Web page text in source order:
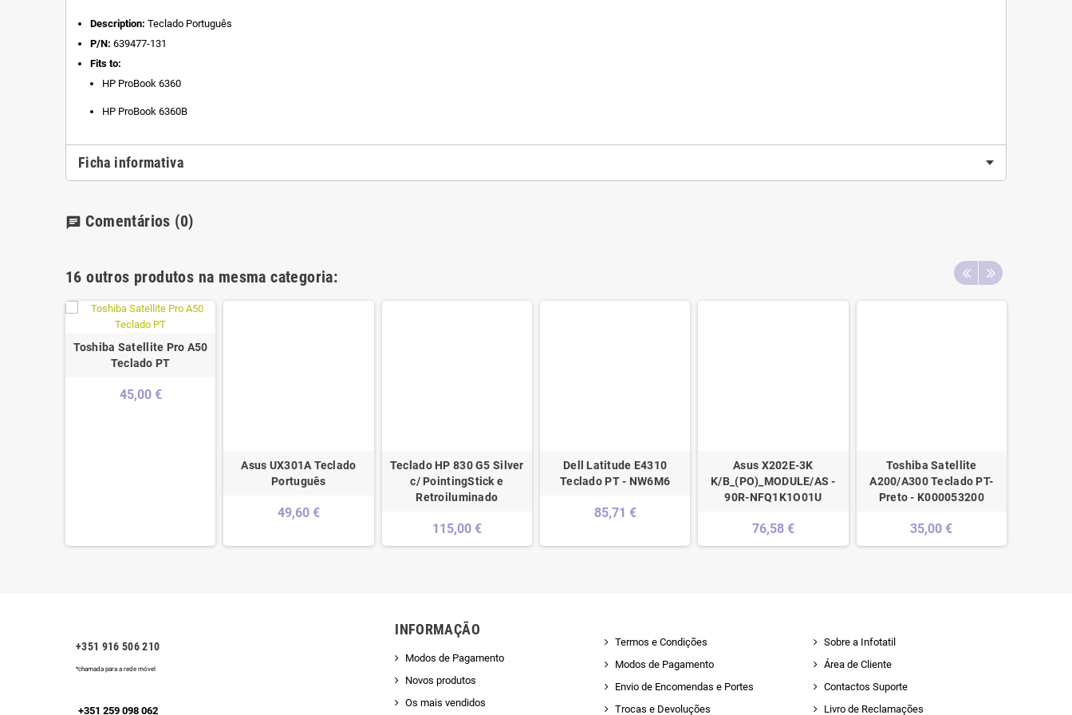
Description: Teclado Português
P/N: 639477-131
Fits to:
HP ProBook 6360
HP ProBook 6360B
Ficha informativa
chat Comentários (0)
16 outros produtos na mesma categoria:
Toshiba Satellite Pro A50
Teclado PT
45,00 €
Asus UX301A Teclado
Português
49,60 €
Teclado HP 830 G5 Silver
c/ PointingStick e
Retroiluminado
115,00 €
Dell Latitude E4310
Teclado PT - NW6M6
85,71 €
Asus X202E-3K
K/B_(PO)_MODULE/AS -
90R-NFQ1K1O01U
76,58 €
Toshiba Satellite
A200/A300 Teclado PT-
Preto - K000053200
35,00 €
+351 916 506 210
*chamada para a rede móvel
+351 259 098 062
INFORMAÇÃO
Modos de Pagamento
Novos produtos
Os mais vendidos
Termos e Condições
Modos de Pagamento
Envio de Encomendas e Portes
Trocas e Devoluções
Sobre a Infotatil
Área de Cliente
Contactos Suporte
Livro de Reclamações